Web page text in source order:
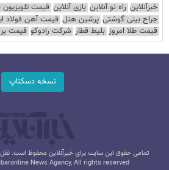
خبرآنلاین راه نو آنلاین بازی آنلاین قیمت
جراح بینی گوشتی پرشین هتل قیمت آهن فولاد
قیمت طلا امروز بلیط قطار شرکت رادوکو قیمت
نسخه دسکتاپ
تمامی حقوق این سایت برای خبرآنلاین محفوظ است. نقل
News Agancy, All rights reserved